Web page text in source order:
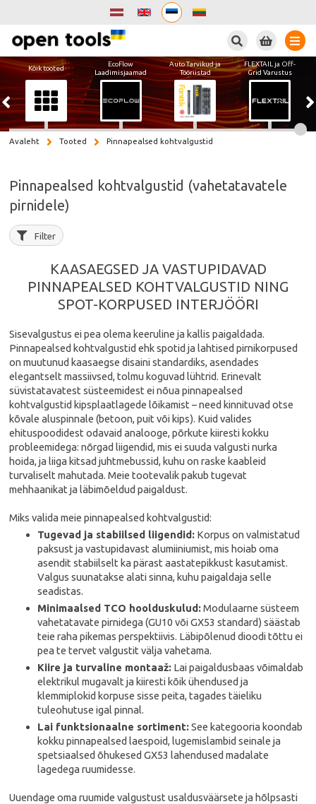
Kõik tooted
EcoFlow
Laadimisjaamad
Auto Tarvikud ja
Tööriistad
FLEXTAIL ja Off-
Grid Varustus
Avaleht Tooted Pinnapealsed kohtvalgustid
Pinnapealsed kohtvalgustid (vahetatavatele
pirnidele)
Filter
KAASAEGSED JA VASTUPIDAVAD
PINNAPEALSED KOHTVALGUSTID NING
SPOT-KORPUSED INTERJÖÖRI
Sisevalgustus ei pea olema keeruline ja kallis paigaldada.
Pinnapealsed kohtvalgustid ehk spotid ja lahtised pirnikorpused
on muutunud kaasaegse disaini standardiks, asendades
elegantselt massiivsed, tolmu koguvad lühtrid. Erinevalt
süvistatavatest süsteemidest ei nõua pinnapealsed
kohtvalgustid kipsplaatlagede lõikamist – need kinnituvad otse
kõvale aluspinnale (betoon, puit või kips). Kuid valides
ehituspoodidest odavaid analooge, põrkute kiiresti kokku
probleemidega: nõrgad liigendid, mis ei suuda valgusti nurka
hoida, ja liiga kitsad juhtmebussid, kuhu on raske kaableid
turvaliselt mahutada. Meie tootevalik pakub tugevat
mehhaanikat ja läbimõeldud paigaldust.
Miks valida meie pinnapealsed kohtvalgustid:
Tugevad ja stabiilsed liigendid: Korpus on valmistatud
paksust ja vastupidavast alumiiniumist, mis hoiab oma
asendit stabiilselt ka pärast aastatepikkust kasutamist.
Valgus suunatakse alati sinna, kuhu paigaldaja selle
seadistas.
Minimaalsed TCO hoolduskulud:Modulaarne süsteem
vahetatavate pirnidega (GU10 või GX53 standard) säästab
teie raha pikemas perspektiivis. Läbipõlenud dioodi tõttu ei
pea te tervet valgustit välja vahetama.
Kiire ja turvaline montaaž: Lai paigaldusbaas võimaldab
elektrikul mugavalt ja kiiresti kõik ühendused ja
klemmiplokid korpuse sisse peita, tagades täieliku
tuleohutuse igal pinnal.
Lai funktsionaalne sortiment:See kategooria koondab
kokku pinnapealsed laespoid, lugemislambid seinale ja
spetsiaalsed õhukesed GX53 lahendused madalate
lagedega ruumidesse.
Uuendage oma ruumide valgustust usaldusväärsete ja hõlpsasti